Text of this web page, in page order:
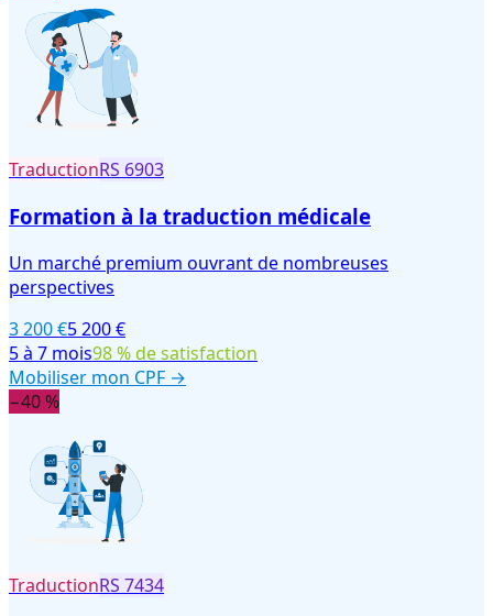
TraductionRS 6903
Formation à la traduction médicale
Un marché premium ouvrant de nombreuses
perspectives
3 200 €5 200 €
5 à 7 mois98 % de satisfaction
Mobiliser mon CPF →
−40 %
TraductionRS 7434